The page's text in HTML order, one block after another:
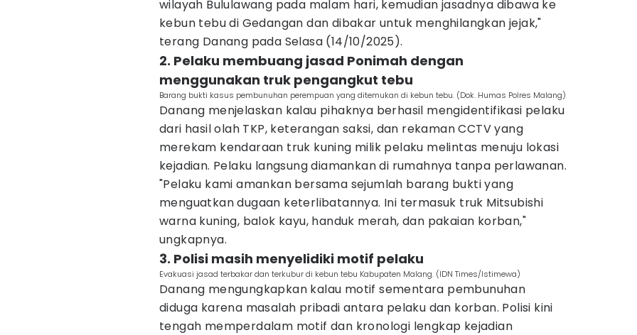
wilayah Bululawang pada malam hari, kemudian jasadnya dibawa ke
kebun tebu di Gedangan dan dibakar untuk menghilangkan jejak,"
terang Danang pada Selasa (14/10/2025).
2. Pelaku membuang jasad Ponimah dengan
menggunakan truk pengangkut tebu
Barang bukti kasus pembunuhan perempuan yang ditemukan di kebun tebu. (Dok. Humas Polres Malang)
Danang menjelaskan kalau pihaknya berhasil mengidentifikasi pelaku
dari hasil olah TKP, keterangan saksi, dan rekaman CCTV yang
merekam kendaraan truk kuning milik pelaku melintas menuju lokasi
kejadian. Pelaku langsung diamankan di rumahnya tanpa perlawanan.
"Pelaku kami amankan bersama sejumlah barang bukti yang
menguatkan dugaan keterlibatannya. Ini termasuk truk Mitsubishi
warna kuning, balok kayu, handuk merah, dan pakaian korban,"
ungkapnya.
3. Polisi masih menyelidiki motif pelaku
Evakuasi jasad terbakar dan terkubur di kebun tebu Kabupaten Malang. (IDN Times/Istimewa)
Danang mengungkapkan kalau motif sementara pembunuhan
diduga karena masalah pribadi antara pelaku dan korban. Polisi kini
tengah memperdalam motif dan kronologi lengkap kejadian